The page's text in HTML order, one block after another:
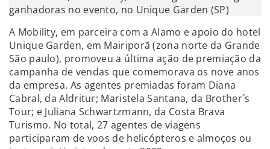
ganhadoras no evento, no Unique Garden (SP)
A Mobility, em parceira com a Alamo e apoio do hotel
Unique Garden, em Mairiporã (zona norte da Grande
São paulo), promoveu a última ação de premiação da
campanha de vendas que comemorava os nove anos
da empresa. As agentes premiadas foram Diana
Cabral, da Aldritur; Maristela Santana, da Brother´s
Tour; e Juliana Schwartzmann, da Costa Brava
Turismo. No total, 27 agentes de viagens
participaram de voos de helicópteros e almoços ou